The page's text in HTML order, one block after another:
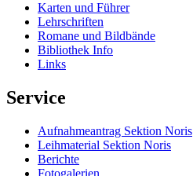
Karten und Führer
Lehrschriften
Romane und Bildbände
Bibliothek Info
Links
Service
Aufnahmeantrag Sektion Noris
Leihmaterial Sektion Noris
Berichte
Fotogalerien